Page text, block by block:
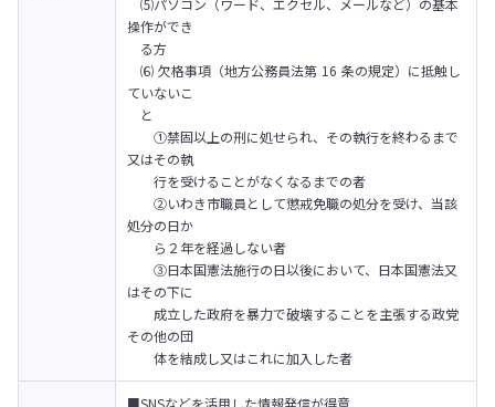
⑸パソコン（ワード、エクセル、メールなど）の基本
操作ができ
る方
⑹ 欠格事項（地方公務員法第 16 条の規定）に抵触し
ていないこ
と
①禁固以上の刑に処せられ、その執行を終わるまで
又はその執
行を受けることがなくなるまでの者
②いわき市職員として懲戒免職の処分を受け、当該
処分の日か
ら２年を経過しない者
③日本国憲法施行の日以後において、日本国憲法又
はその下に
成立した政府を暴力で破壊することを主張する政党
その他の団
体を結成し又はこれに加入した者
■SNSなどを活用した情報発信が得意